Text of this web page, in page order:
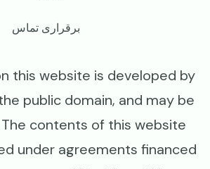
برقراری تماس
this website is developed by
public domain, and may be
contents of this website
under agreements financed